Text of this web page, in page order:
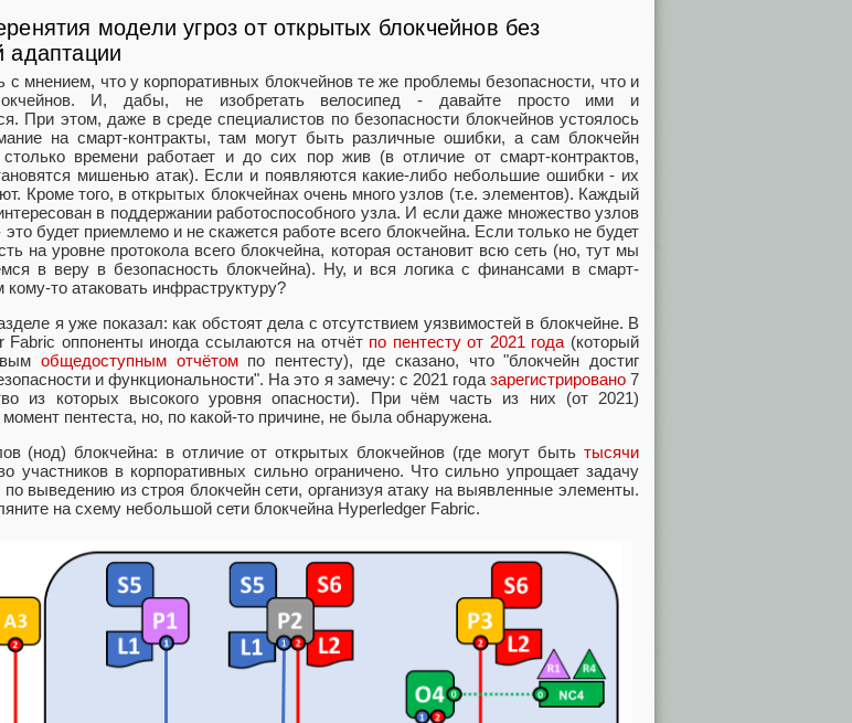
модели угроз от открытых блокчейнов без
адаптации
с мнением, что у корпоративных блокчейнов те же проблемы безопасности, что и
И, дабы, не изобретать велосипед - давайте просто ими и
При этом, даже в среде специалистов по безопасности блокчейнов устоялось
на смарт-контракты, там могут быть различные ошибки, а сам блокчейн
времени работает и до сих пор жив (в отличие от смарт-контрактов,
мишенью атак). Если и появляются какие-либо небольшие ошибки - их
Кроме того, в открытых блокчейнах очень много узлов (т.е. элементов). Каждый
в поддержании работоспособного узла. И если даже множество узлов
будет приемлемо и не скажется работе всего блокчейна. Если только не будет
на уровне протокола всего блокчейна, которая остановит всю сеть (но, тут мы
в веру в безопасность блокчейна). Ну, и вся логика с финансами в смарт-
кому-то атаковать инфраструктуру?
я уже показал: как обстоят дела с отсутствием уязвимостей в блокчейне. В
Fabric оппоненты иногда ссылаются на отчёт по пентесту от 2021 года (который
общедоступным отчётомпо пентесту), где сказано, что "блокчейн достиг
и функциональности". На это я замечу: с 2021 года зарегистрировано7
из которых высокого уровня опасности). При чём часть из них (от 2021)
пентеста, но, по какой-то причине, не была обнаружена.
(нод) блокчейна: в отличие от открытых блокчейнов (где могут быть тысячи
участников в корпоративных сильно ограничено. Что сильно упрощает задачу
выведению из строя блокчейн сети, организуя атаку на выявленные элементы.
на схему небольшой сети блокчейна Hyperledger Fabric.